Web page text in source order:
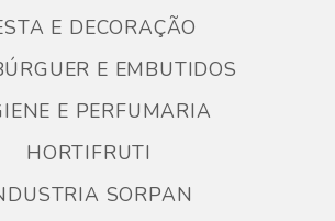
E DECORAÇÃO
E EMBUTIDOS
E PERFUMARIA
HORTIFRUTI
SORPAN